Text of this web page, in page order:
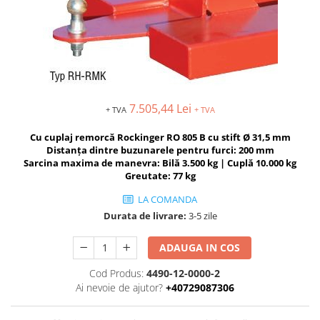
Suport / Stativ
Dulap substante chimice
Cărucioare
Spray-uri tehnice
Piese de schimb
Piese stivuitor
Role si roti pentru lize
Scaune pentru utilaje și stivuitoare
Masini unelte
Brate prelungitoare
Lama de zapada
Matura stivuitor
Cupa Stivuitor
Sisteme de ridicare
Chingi de ridicare
Containere basculante
Tip 4A - cu deblocare automată
Tip AK - sistem abroll
Tip EXPO - basculare prin rulare
Solutii intretinere lant moto
Produse Liqui Moly
Liqui Moly 5w40
+ TVA 7.505,44 Lei + TVA
Cu cuplaj remorcă Rockinger RO 805 B cu stift Ø 31,5 mm
Distanța dintre buzunarele pentru furci: 200 mm
Sarcina maxima de manevra: Bilă 3.500 kg | Cuplă 10.000 kg
Greutate: 77 kg
LA COMANDA
Durata de livrare: 3-5 zile
ADAUGA IN COS
Cod Produs: 4490-12-0000-2
Ai nevoie de ajutor? +40729087306